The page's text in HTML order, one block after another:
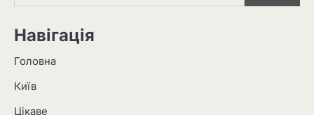
Навігація
Головна
Київ
Цікаве